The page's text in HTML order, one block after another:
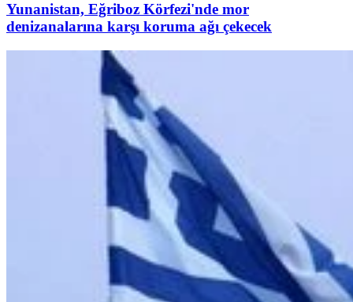
Yunanistan, Eğriboz Körfezi'nde mor
denizanalarına karşı koruma ağı çekecek